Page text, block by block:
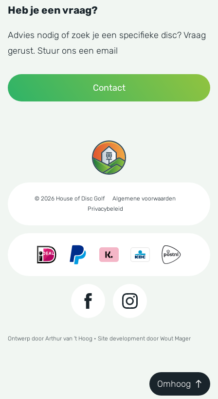
Heb je een vraag?
Advies nodig of zoek je een specifieke disc? Vraag
gerust. Stuur ons een email
Contact
© 2026 House of Disc Golf
Algemene voorwaarden
Privacybeleid
Ontwerp door Arthur van 't Hoog • Site development door Wout Mager
Omhoog